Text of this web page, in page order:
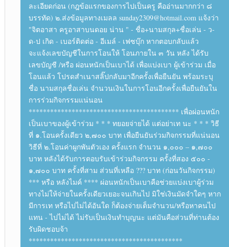
ละเอียดก่อน (กฎข้อแรกของการไปเป็นครู คืออ่านมากกว่า ๘
บรรทัด) ๒.ส่งข้อมูลทางเมลล sunday2309@hotmail.com แจ้งว่า
"จิตอาสา ครูอาสาบนดอย น่าน " - ชื่อ+นามสกุล+ชื่อเล่น - ว-
ด-ป เกิด - เบอร์ติดต่อ - อีเมล์ - เฟซบุ๊ก หากตอบกลับแล้ว
จะแจ้งเลขบัญชีในการโอนให้ โอนภายใน ๓ วัน หลัง ได้รับ
เลขบัญชี /หรือ ผ่อนหนักเป็นเบาได้ เพื่อแบ่งเบา ผู้เข้าร่วม เมื่อ
โอนแล้ว โปรดสำเนาสลิ๊ปกลับมาอีกครั้งเพื่อยืนยัน พร้อมระบุ
ชื่อ นามสกุลชื่อเล่น จำนวนเงินในการโอนอีกครั้งเพื่อยืนยันใน
การร่วมกิจกรรมแน่นอน
****************************************** เพื่อผ่อนหนัก
เป็นเบาของผู้เข้าร่วม * * * ทยอยจ่ายได้ แต่อย่าเท นะ * * * วิธี
ที่ ๑.โอนครั้งเดียว ๒,๗๐๐ บาท เพื่อยืนยันร่วมกิจกรรมที่แน่นอน
วิธีที่ ๒.โอนค่าผูกพันตัวเอง ครั้งแรก จำนวน ๑,๐๐๐ – ๑,๗๐๐
บาท หลังได้รับการตอบรับเข้าร่วมกิจกรรม ครั้งที่สอง ๕๐๐ -
๑,๗๐๐ บาท ครั้งที่สาม ส่วนที่เหลือ ??? บาท (ก่อนวันกิจกรรม)
*** หรือ หลังไมค์ **** ผ่อนหนักเป็นเบาคือช่วยแบ่งเบาผู้ร่วม
ทางไม่ให้จ่ายในครั้งเดียวเยอะจนเกินไป มิใช่เงินมัดจำใดๆ หาก
มีการเท หรือไปไม่ได้อันใด ก็ต้องจ่ายเต็มจำนวน/หรือหาคนไป
แทน - ไปไม่ได้ ไม่รับเป็นเงินทำบุญนะ แต่มันคือส่วนที่ท่านต้อง
รับผิดชอบจ้า
*******************************************